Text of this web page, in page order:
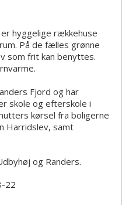
hyggelige rækkehuse
På de fælles grønne
som frit kan benyttes.
Fjord og har
skole og efterskole i
kørsel fra boligerne
Harridslev, samt
og Randers.
22